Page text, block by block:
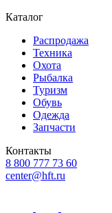
Каталог
Распродажа
Техника
Охота
Рыбалка
Туризм
Обувь
Одежда
Запчасти
Контакты
8 800 777 73 60
center@hft.ru